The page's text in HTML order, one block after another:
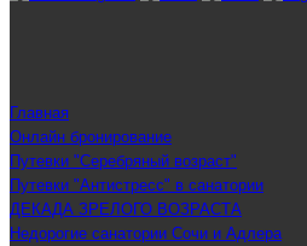
Главная
Онлайн бронирование
Путевки "Серебряный возраст"
Путевки "Антистресс" в санатории
ДЕКАДА ЗРЕЛОГО ВОЗРАСТА
Недорогие санатории Сочи и Адлера